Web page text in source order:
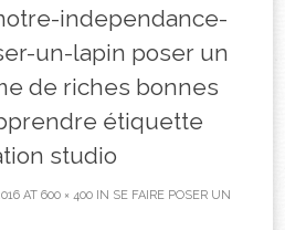
independance-
un-lapin poser un
de riches bonnes
étiquette
studio
AT 600 × 400IN SE FAIRE POSER UN